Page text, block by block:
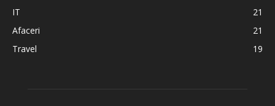
IT
21
Afaceri
21
Travel
19